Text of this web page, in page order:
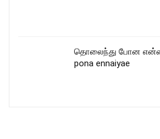
தொலைந்து போன
pona ennaiyae